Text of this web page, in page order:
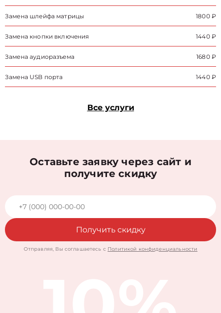
Замена шлейфа матрицы 1800 ₽
Замена кнопки включения 1440 ₽
Замена аудиоразъема 1680 ₽
Замена USB порта 1440 ₽
Все услуги
Оставьте заявку через сайт и
получите скидку
Получить скидку
Отправляя, Вы соглашаетесь с Политикой конфиденциальности